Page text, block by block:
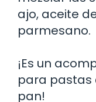
ajo, aceite
parmesano.
¡Es un
para pastas
pan!